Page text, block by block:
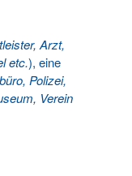
Arzt,
etc.), eine
Polizei,
Verein